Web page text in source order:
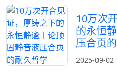
10万次
的永恒
压合页
2025-09-02